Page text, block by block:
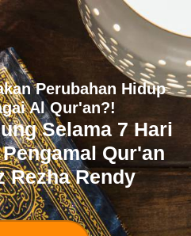
Perubahan Hidup
Al Qur'an?!
Selama 7 Hari
Qur'an
Rezha Rendy